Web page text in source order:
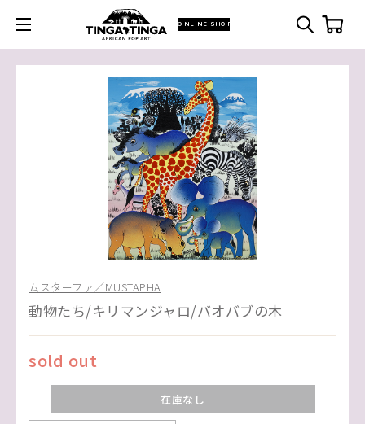
ONLINE SHOP
ムスターファ／MUSTAPHA
動物たち/キリマンジャロ/バオバブの木
sold out
在庫なし